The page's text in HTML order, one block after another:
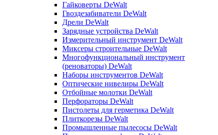
Гайковерты DeWalt
Гвоздезабиватели DeWalt
Дрели DeWalt
Зарядные устройства DeWalt
Измерительный инструмент DeWalt
Миксеры строительные DeWalt
Многофункциональный инструмент
(реноваторы) DeWalt
Наборы инструментов DeWalt
Оптические нивелиры DeWalt
Отбойные молотки DeWalt
Перфораторы DeWalt
Пистолеты для герметика DeWalt
Плиткорезы DeWalt
Промышленные пылесосы DeWalt